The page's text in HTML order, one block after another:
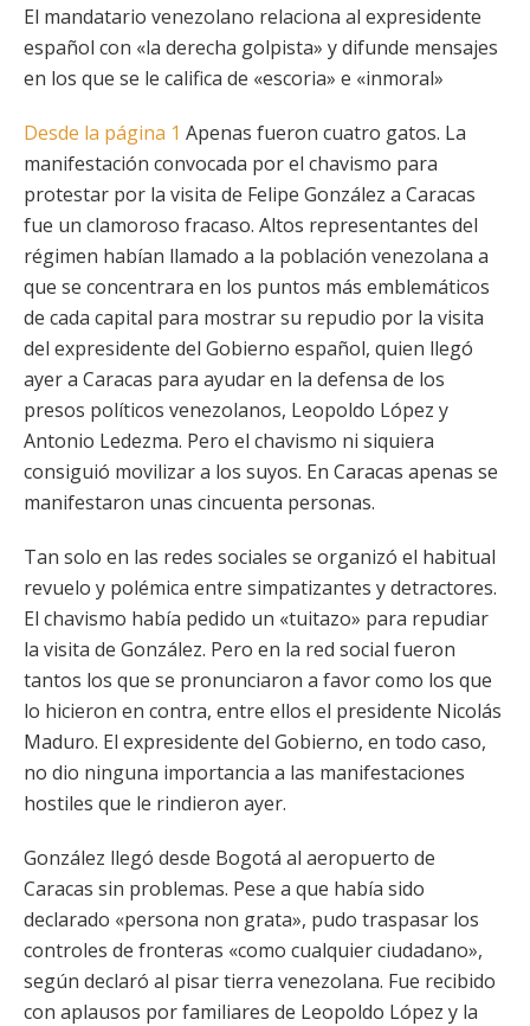
El mandatario venezolano relaciona al expresidente
español con «la derecha golpista» y difunde mensajes
en los que se le califica de «escoria» e «inmoral»
Desde la página 1 Apenas fueron cuatro gatos. La
manifestación convocada por el chavismo para
protestar por la visita de Felipe González a Caracas
fue un clamoroso fracaso. Altos representantes del
régimen habían llamado a la población venezolana a
que se concentrara en los puntos más emblemáticos
de cada capital para mostrar su repudio por la visita
del expresidente del Gobierno español, quien llegó
ayer a Caracas para ayudar en la defensa de los
presos políticos venezolanos, Leopoldo López y
Antonio Ledezma. Pero el chavismo ni siquiera
consiguió movilizar a los suyos. En Caracas apenas se
manifestaron unas cincuenta personas.
Tan solo en las redes sociales se organizó el habitual
revuelo y polémica entre simpatizantes y detractores.
El chavismo había pedido un «tuitazo» para repudiar
la visita de González. Pero en la red social fueron
tantos los que se pronunciaron a favor como los que
lo hicieron en contra, entre ellos el presidente Nicolás
Maduro. El expresidente del Gobierno, en todo caso,
no dio ninguna importancia a las manifestaciones
hostiles que le rindieron ayer.
González llegó desde Bogotá al aeropuerto de
Caracas sin problemas. Pese a que había sido
declarado «persona non grata», pudo traspasar los
controles de fronteras «como cualquier ciudadano»,
según declaró al pisar tierra venezolana. Fue recibido
con aplausos por familiares de Leopoldo López y la